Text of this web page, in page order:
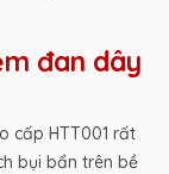
đan dây
cấp HTT001 rất
bụi bẩn trên bề